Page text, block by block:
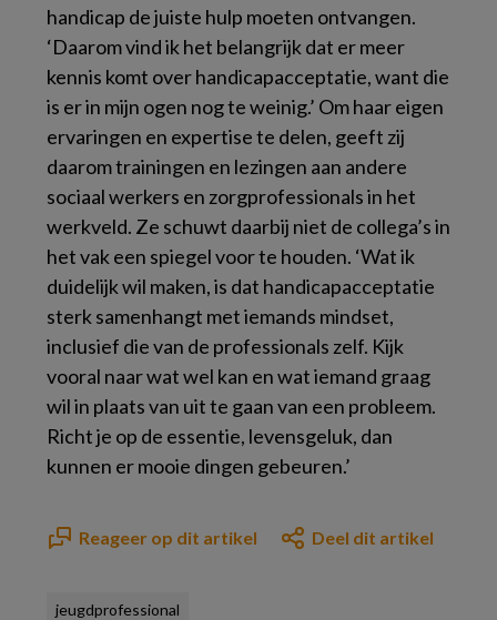
handicap de juiste hulp moeten ontvangen.
‘Daarom vind ik het belangrijk dat er meer
kennis komt over handicapacceptatie, want die
is er in mijn ogen nog te weinig.’ Om haar eigen
ervaringen en expertise te delen, geeft zij
daarom trainingen en lezingen aan andere
sociaal werkers en zorgprofessionals in het
werkveld. Ze schuwt daarbij niet de collega’s in
het vak een spiegel voor te houden. ‘Wat ik
duidelijk wil maken, is dat handicapacceptatie
sterk samenhangt met iemands mindset,
inclusief die van de professionals zelf. Kijk
vooral naar wat wel kan en wat iemand graag
wil in plaats van uit te gaan van een probleem.
Richt je op de essentie, levensgeluk, dan
kunnen er mooie dingen gebeuren.’
Reageer op dit artikel Deel dit artikel
jeugdprofessional